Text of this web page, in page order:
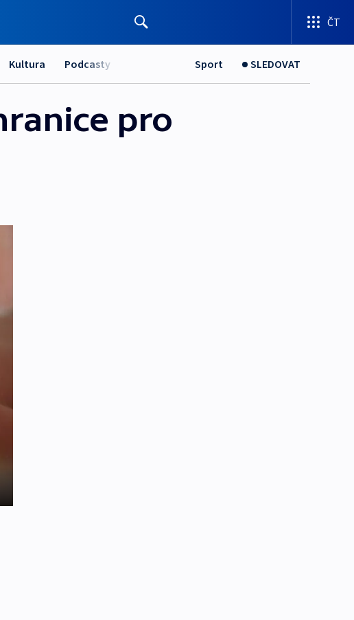
ČT
Kultura Podcasty Sport SLEDOVAT
pro